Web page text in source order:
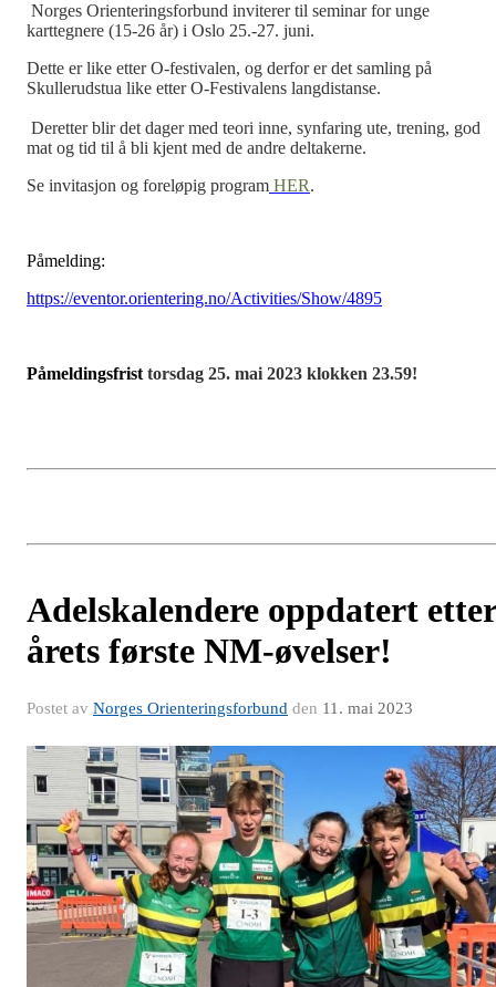
Norges Orienteringsforbund inviterer til seminar for unge
karttegnere (15-26 år) i Oslo 25.-27. juni.
Dette er like etter O-festivalen, og derfor er det samling på
Skullerudstua like etter O-Festivalens langdistanse.
Deretter blir det dager med teori inne, synfaring ute, trening, god
mat og tid til å bli kjent med de andre deltakerne.
Se invitasjon og foreløpig program HER.
Påmelding:
https://eventor.orientering.no/Activities/Show/4895
Påmeldingsfrist torsdag 25. mai 2023 klokken 23.59!
Adelskalendere oppdatert etter
årets første NM-øvelser!
Postet av Norges Orienteringsforbund den 11. mai 2023